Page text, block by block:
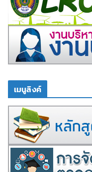
เมนูลิงค์